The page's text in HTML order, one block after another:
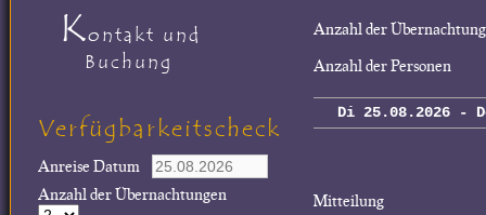
Anzahl der
Anzahl der Personen
Di 25.08.2026 -
Mitteilung
Kontakt und
Buchung
Verfügbarkeitscheck
Anreise Datum
Anzahl der Übernachtungen